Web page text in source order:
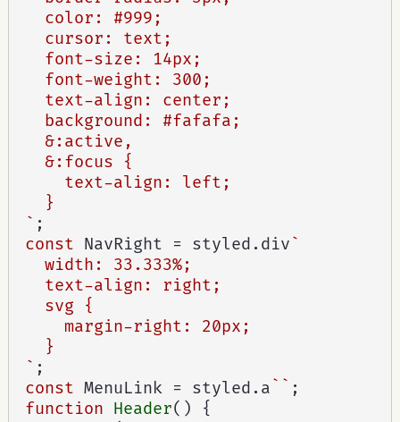
  color: #999;
  cursor: text;
  font-size: 14px;
  font-weight: 300;
  text-align: center;
  background: #fafafa;
  &:active,
  &:focus {
    text-align: left;
  }
` ;
const NavRight = styled . div`
  width: 33.333%;
  text-align: right;
  svg {
    margin-right: 20px;
  }
` ;
const MenuLink = styled . a
;
function Header( )
{